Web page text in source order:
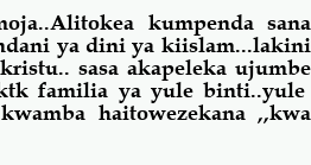
Kauli Za Salaf
Raqaaiq
kumpenda sana
ya dini ya kiislam...lakini
sasa akapeleka ujumbe
familia ya yule binti..yule
haitowezekana ,,kwa